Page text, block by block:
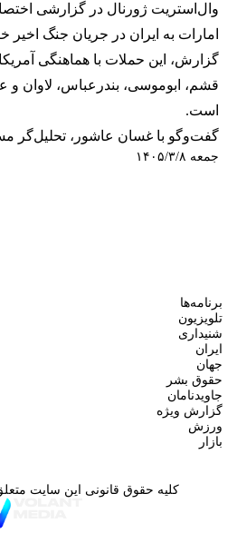
وال‌استریت ژورنال در گزارشی
امارات به ایران در جریان جنگ اخیر
گزارش، این حملات با هماهنگی
قشم، ابوموسی، بندرعباس، لاوان و
است.
گفت‌وگو با غسان عاشور، تحلیل‌گر
جمعه ۱۴۰۵/۳/۸
برنامه‌ها
تلویزیون
شنیداری
ایران
جهان
حقوق بشر
جاویدنامان
گزارش ویژه
ورزش
بازار
کلیه حقوق قانونی این سایت